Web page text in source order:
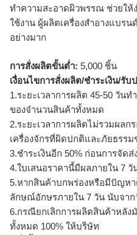
ทำความสะอาดผิวพรรณ ช่วยให้
ใช้งาน ผู้ผลิตเครื่องสำอางแบร
อย่างมาก
การสั่งผลิตขั้นต่ำ: 5,000 ชิ้น
เงื่อนไขการสั่งผลิต/ชำระเงิน/รั
1.ระยะเวลาการผลิต 45-50 วันท
ของจำนวนสินค้าทั้งหมด
2.ระยะเวลาการผลิตไม่รวมผลก
เครื่องจักรที่ผิดปกติและภัยธรรม
3.ชำระเงินอีก 50% ก่อนการจัด
4.ใบเสนอราคานี้มีผลภายใน 7
5.หากสินค้าบกพร่องหรือมีปัญห
ลักษณ์อักษรภายใน 7 วัน นับจาก
6.กรณียกเลิกการผลิตสินค้าหลัง
ทั้งหมด 100% ให้บริษัท